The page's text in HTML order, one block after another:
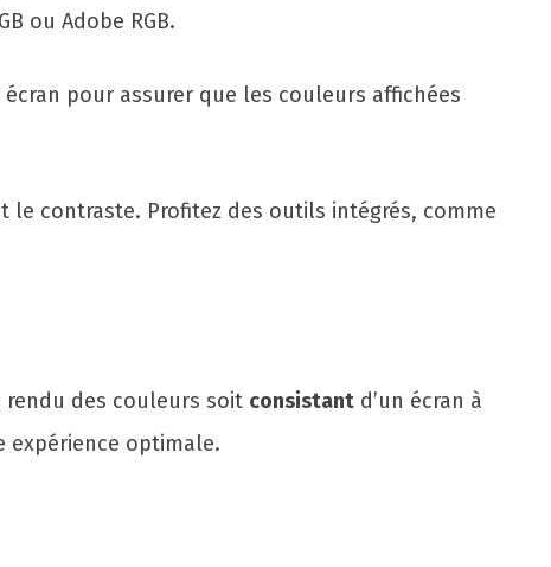
ou Adobe RGB.
écran pour assurer que les couleurs affichées
le contraste. Profitez des outils intégrés, comme
rendu des couleurs soit consistant d’un écran à
expérience optimale.